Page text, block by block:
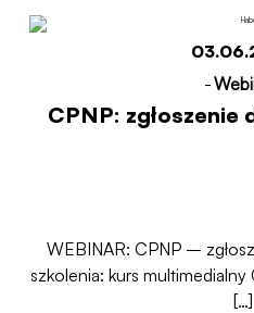
-
CPNP:
WEBINAR: CPNP –
szkolenia: kurs multimedialny
[…]